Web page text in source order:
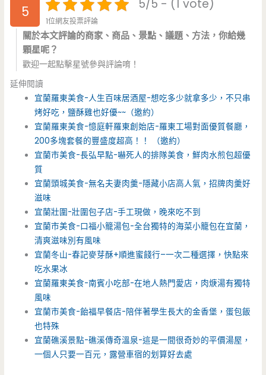
5 5/5 - (1 vote)
1位網友投票評論
關於本文評論的商家、商品、景點、議題、方法，你給幾
顆星呢？
歡迎一起點擊星號參與評論唷！
延伸閱讀
宜蘭羅東美食-人生百味居酒屋-想吃多少就拿多少，不只串
烤好吃，鹽酥雞也好優~~（邀約）
宜蘭羅東美食-憶庭軒羅東創始店-羅東工場對面優質餐廳，
200多塊套餐的豐盛度超高！！ （邀約）
宜蘭市美食-長弘早點-嚇死人的排隊美食，鮮肉水煎包超優
質
宜蘭頭城美食-無名夫妻肉羹-隱藏小店高人氣，招牌肉羹好
滋味
宜蘭壯圍-壯圍包子店-手工現做，晚來吃不到
宜蘭市美食-口福小籠湯包-全台獨特的海菜小籠包在宜蘭，
清爽滋味別有風味
宜蘭冬山-春記麥芽酥+順進蜜餞行–一次二種選擇，快點來
吃水果冰
宜蘭羅東美食-南賓小吃部-在地人熱門愛店，肉焿湯有獨特
風味
宜蘭市美食-飴福早餐店-陪伴著學生長大的金香堡，蛋包飯
也特殊
宜蘭礁溪景點-礁溪傳奇溫泉-這是一間很奇妙的平價湯屋，
一個人只要一百元，露營車宿的划算好去處